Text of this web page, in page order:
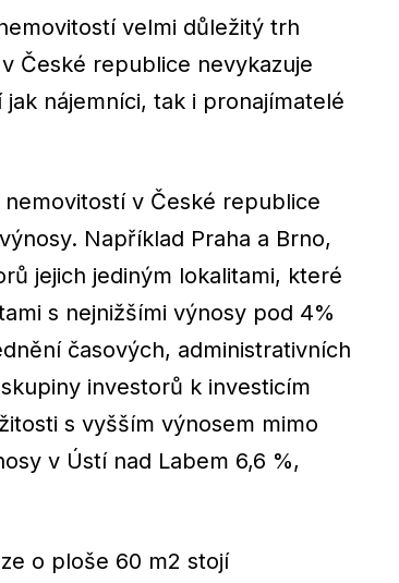
velmi důležitý trh
České republice nevykazuje
nájemníci, tak i pronajímatelé
v České republice
Například Praha a Brno,
jejich jediným lokalitami, které
s nejnižšími výnosy pod 4%
časových, administrativních
investorů k investicím
s vyšším výnosem mimo
v Ústí nad Labem 6,6 %,
o ploše 60 m2 stojí